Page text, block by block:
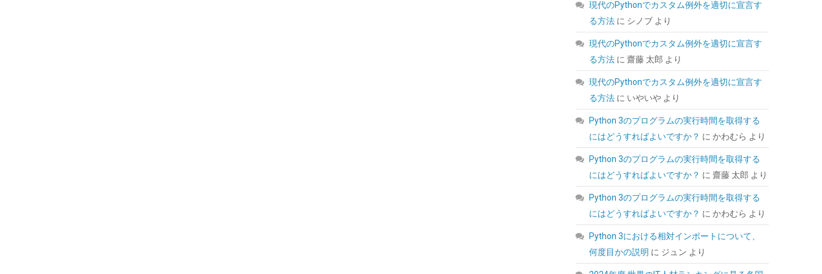
(54231359 ) GBP 5.78
04:03 GMT +09:00 時点 - 詳細はこちら)
Crucial(クルーシャル) PRO (マイクロン製) デ
スクトップ用メモリ 16GBX2枚 DDR4-3200 メ
ーカー制限付無期限保証
CP2K16G4DFRA32A【国内正規代理店品】
5456342 GBP 167.82
04:03 GMT +09:00 時点 -詳細はこちら)
現代のPythonでカスタム例外を適切に宣言す
る方法 に シノブ より
現代のPythonでカスタム例外を適切に宣言す
る方法 に齋藤 太郎 より
現代のPythonでカスタム例外を適切に宣言す
る方法 に いやいや より
Python 3のプログラムの実行時間を取得する
にはどうすればよいですか？ にかわむら より
Python 3のプログラムの実行時間を取得する
にはどうすればよいですか？ に齋藤 太郎 より
Python 3のプログラムの実行時間を取得する
にはどうすればよいですか？ にかわむら より
Python 3における相対インポートについて、
何度目かの説明 に ジュン より